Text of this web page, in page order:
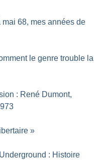
mai 68, mes années de
le genre trouble la
: René Dumont,
»
: Histoire